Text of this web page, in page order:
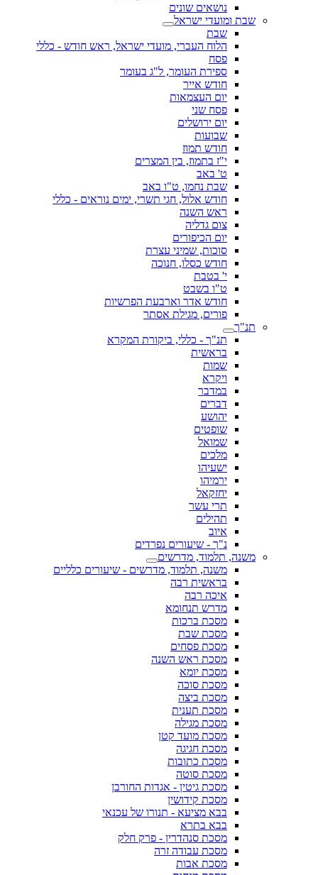
נושאים שונים
שבת ומועדי ישראל
שבת
הלוח העברי, מועדי ישראל, ראש חודש - כללי
פסח
ספירת העומר, ל"ג בעומר
חודש אייר
יום העצמאות
פסח שני
יום ירושלים
שבועות
חודש תמוז
י"ז בתמוז, בין המצרים
ט' באב
שבת נחמו, ט"ו באב
חודש אלול, חגי תשרי, ימים נוראים - כללי
ראש השנה
צום גדליה
יום הכיפורים
סוכות, שמיני עצרת
חודש כסלו, חנוכה
י' בטבת
ט"ו בשבט
חודש אדר וארבעת הפרשיות
פורים, מגילת אסתר
תנ"ך
תנ"ך - כללי, ביקורת המקרא
בראשית
שמות
ויקרא
במדבר
דברים
יהושע
שופטים
שמואל
מלכים
ישעיהו
ירמיהו
יחזקאל
תרי עשר
תהילים
איוב
נ"ך - שיעורים נפרדים
משנה, תלמוד, מדרשים
משנה, תלמוד, מדרשים - שיעורים כלליים
בראשית רבה
איכה רבה
מדרש תנחומא
מסכת ברכות
מסכת שבת
מסכת פסחים
מסכת ראש השנה
מסכת יומא
מסכת סוכה
מסכת ביצה
מסכת תענית
מסכת מגילה
מסכת מועד קטן
מסכת חגיגה
מסכת כתובות
מסכת סוטה
מסכת גיטין - אגדות החורבן
מסכת קידושין
בבא מציעא - תנורו של עכנאי
בבא בתרא
מסכת סנהדרין - פרק חלק
מסכת עבודה זרה
מסכת אבות